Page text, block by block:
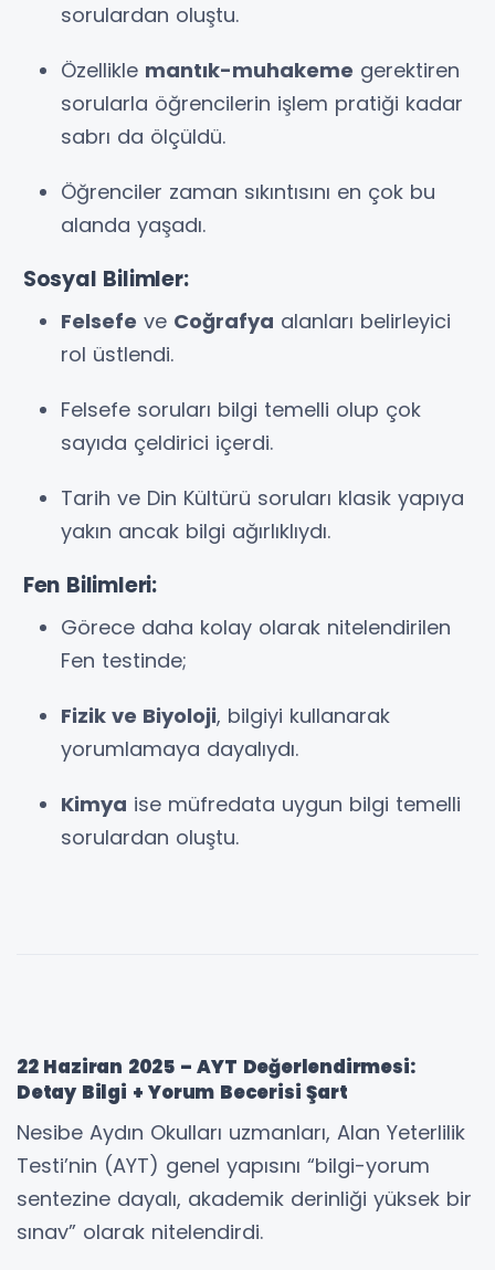
sorulardan oluştu.
Özellikle mantık-muhakeme gerektiren
sorularla öğrencilerin işlem pratiği kadar
sabrı da ölçüldü.
Öğrenciler zaman sıkıntısını en çok bu
alanda yaşadı.
Sosyal Bilimler:
Felsefe ve Coğrafya alanları belirleyici
rol üstlendi.
Felsefe soruları bilgi temelli olup çok
sayıda çeldirici içerdi.
Tarih ve Din Kültürü soruları klasik yapıya
yakın ancak bilgi ağırlıklıydı.
Fen Bilimleri:
Görece daha kolay olarak nitelendirilen
Fen testinde;
Fizik ve Biyoloji, bilgiyi kullanarak
yorumlamaya dayalıydı.
Kimya ise müfredata uygun bilgi temelli
sorulardan oluştu.
22 Haziran 2025 – AYT Değerlendirmesi:
Detay Bilgi + Yorum Becerisi Şart
Nesibe Aydın Okulları uzmanları, Alan Yeterlilik
Testi’nin (AYT) genel yapısını “bilgi-yorum
sentezine dayalı, akademik derinliği yüksek bir
sınav” olarak nitelendirdi.